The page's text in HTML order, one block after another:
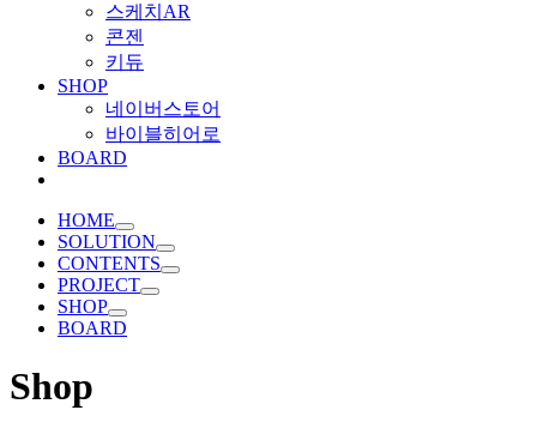
스케치AR
콘젠
키듀
SHOP
네이버스토어
바이블히어로
BOARD
HOME
SOLUTION
CONTENTS
PROJECT
SHOP
BOARD
Shop